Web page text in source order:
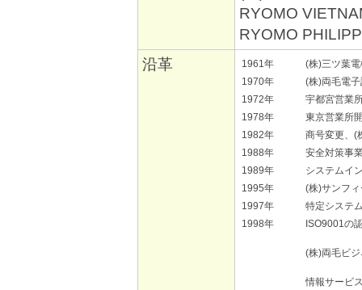
RYOMO
RYOMO
沿革
1961年
(株)三ツ葉
1970年
(株)両毛電
1972年
宇都宮営業
1978年
東京営業所
1982年
商号変更、(
1988年
安全対策事
1989年
システムイ
1995年
(株)サンフ
1997年
特定システ
1998年
ISO9001の
(株)両毛ビ
情報サービ